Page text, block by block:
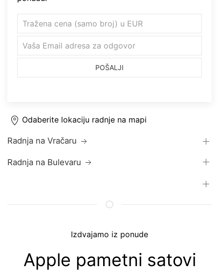
POŠALJI
Odaberite lokaciju radnje na mapi
Radnja na Vračaru
Radnja na Bulevaru
Izdvajamo iz ponude
Apple pametni satovi